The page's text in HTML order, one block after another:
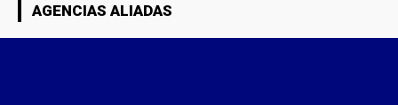
AGENCIAS ALIADAS